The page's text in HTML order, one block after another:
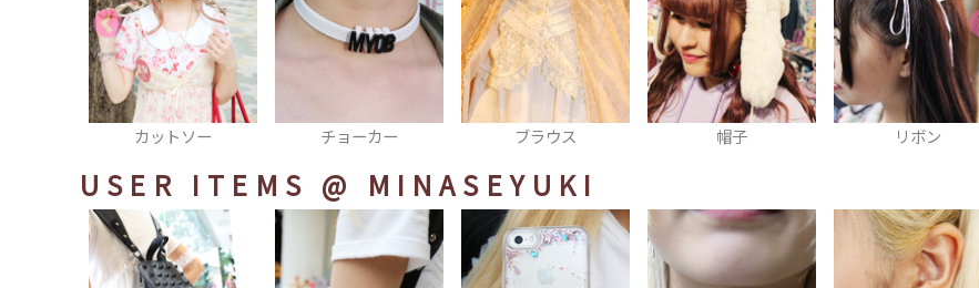
チョーカー ブラウス 帽子 リボン スニーカー
USER ITEMS @ MINASEYUKI